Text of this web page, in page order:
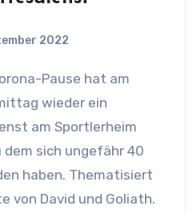
2022
wieder ein
am Sportlerheim
sich ungefähr 40
haben. Thematisiert
von David und Goliath.